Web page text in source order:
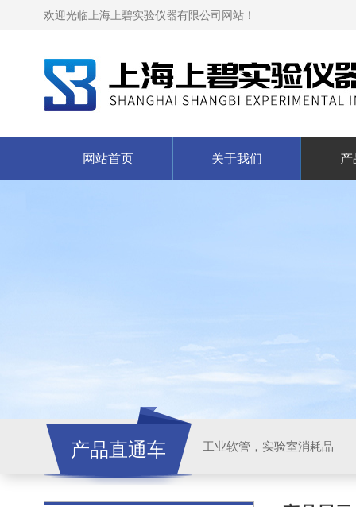
欢迎光临上海上碧实验仪器有限公司网站！
网站首页 关于我们 产
产品直通车 工业软管，实验室消耗品